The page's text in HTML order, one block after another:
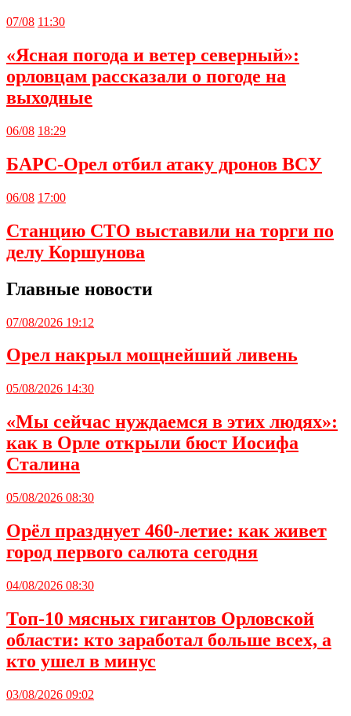
07/08 11:30
«Ясная погода и ветер северный»:
орловцам рассказали о погоде на
выходные
06/08 18:29
БАРС-Орел отбил атаку дронов ВСУ
06/08 17:00
Станцию СТО выставили на торги по
делу Коршунова
Главные новости
07/08/2026 19:12
Орел накрыл мощнейший ливень
05/08/2026 14:30
«Мы сейчас нуждаемся в этих людях»:
как в Орле открыли бюст Иосифа
Сталина
05/08/2026 08:30
Орёл празднует 460-летие: как живет
город первого салюта сегодня
04/08/2026 08:30
Топ-10 мясных гигантов Орловской
области: кто заработал больше всех, а
кто ушел в минус
03/08/2026 09:02